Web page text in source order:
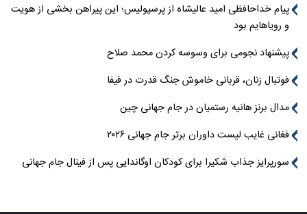
پیام خداحافظی امید عالیشاه از پرسپولیس؛ این پیراهن بخشی از هویت
و رویاهایم بود
پیشنهاد نجومی برای وسوسه کردن محمد صلاح
فوتبال زنان، قربانی خاموش جنگ قدرت در فیفا
مدال برنز هانیه رستمیان در جام جهانی چین
فغانی غایب لیست داوران برتر جام جهانی ۲۰۲۶
سورپرایز جذاب شکیرا برای کودکان اوگاندایی پس از فینال جام جهانی